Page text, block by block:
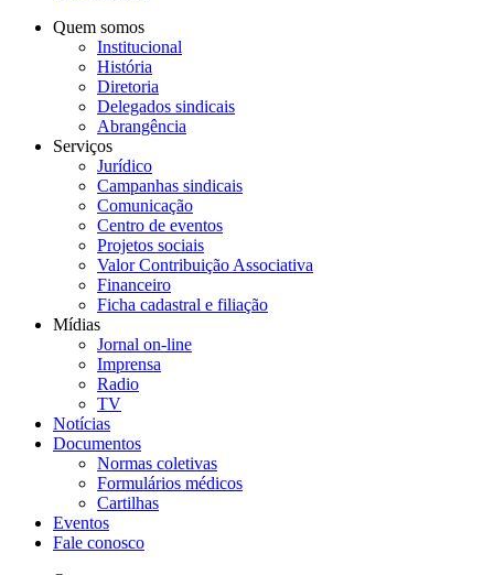
Quem somos
Institucional
História
Diretoria
Delegados sindicais
Abrangência
Serviços
Jurídico
Campanhas sindicais
Comunicação
Centro de eventos
Projetos sociais
Valor Contribuição Associativa
Financeiro
Ficha cadastral e filiação
Mídias
Jornal on-line
Imprensa
Radio
TV
Notícias
Documentos
Normas coletivas
Formulários médicos
Cartilhas
Eventos
Fale conosco